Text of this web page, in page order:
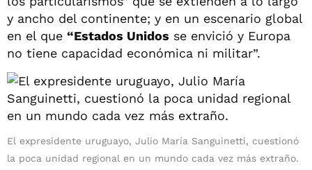
y ancho del continente; y en un escenario global
en el que “Estados Unidos se envició y Europa
no tiene capacidad económica ni militar”.
El expresidente uruguayo, Julio María Sanguinetti, cuestionó
la poca unidad regional en un mundo cada vez más extraño.